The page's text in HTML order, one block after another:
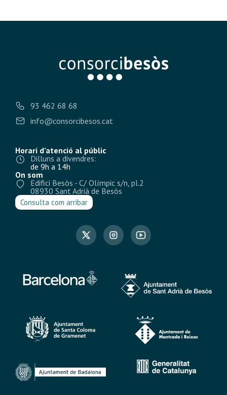
93 462 68 68
info@consorcibesos.cat
Horari d’atenció al públic
Dilluns a divendres:
de 9h a 14h
On som
Edifici Besòs - C/ Olímpic s/n, pl.2
08930 Sant Adrià de Besòs
Consulta com arribar